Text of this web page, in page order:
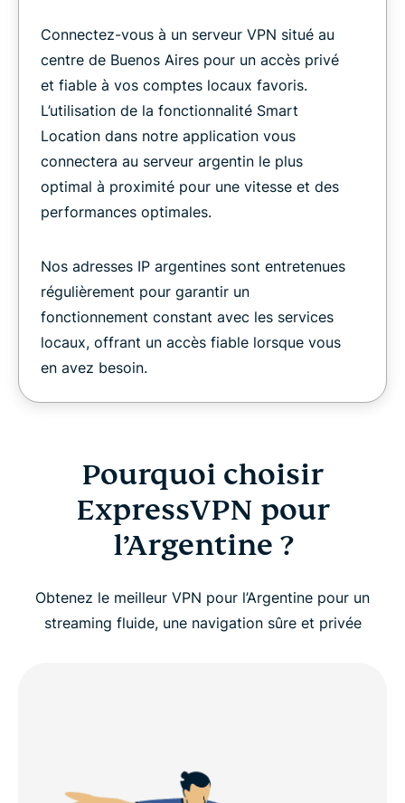
Connectez-vous à un serveur VPN situé au
centre de Buenos Aires pour un accès privé
et fiable à vos comptes locaux favoris.
L’utilisation de la fonctionnalité Smart
Location dans notre application vous
connectera au serveur argentin le plus
optimal à proximité pour une vitesse et des
performances optimales.
Nos adresses IP argentines sont entretenues
régulièrement pour garantir un
fonctionnement constant avec les services
locaux, offrant un accès fiable lorsque vous
en avez besoin.
Pourquoi choisir
ExpressVPN pour
l’Argentine ?
Obtenez le meilleur VPN pour l’Argentine pour un
streaming fluide, une navigation sûre et privée